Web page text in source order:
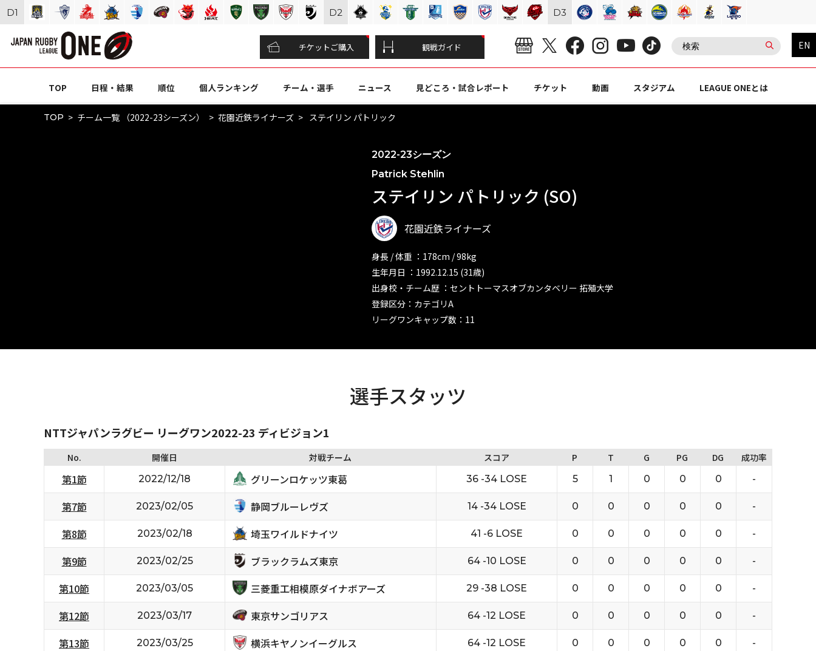
チケットご購入 観戦ガイド EN
TOP 日程・結果 順位 個人ランキング チーム・選手 ニュース 見どころ・試合レポート チケット 動画 スタジアム LEAGUE ONEとは
TOP チーム一覧 （2022-23シーズン） 花園近鉄ライナーズ ステイリン パトリック
2022-23シーズン
Patrick Stehlin
ステイリン パトリック (SO)
花園近鉄ライナーズ
身長 / 体重 ：178cm / 98kg
生年月日 ：1992.12.15 (31歳)
出身校・チーム歴 ：セントトーマスオブカンタベリー 拓殖大学
登録区分：カテゴリA
リーグワンキャップ数：11
選手スタッツ
NTTジャパンラグビー リーグワン2022-23 ディビジョン1
No. 開催日 対戦チーム スコア P T G PG DG 成功率
第1節 2022/12/18 グリーンロケッツ東葛 36 -34 LOSE 5 1 0 0 0 -
第7節 2023/02/05 静岡ブルーレヴズ 14 -34 LOSE 0 0 0 0 0 -
第8節 2023/02/18 埼玉ワイルドナイツ 41 -6 LOSE 0 0 0 0 0 -
第9節 2023/02/25 ブラックラムズ東京 64 -10 LOSE 0 0 0 0 0 -
第10節 2023/03/05 三菱重工相模原ダイナボアーズ 29 -38 LOSE 0 0 0 0 0 -
第12節 2023/03/17 東京サンゴリアス 64 -12 LOSE 0 0 0 0 0 -
第13節 2023/03/25 横浜キヤノンイーグルス 64 -12 LOSE 0 0 0 0 0 -
D1 D2 D3